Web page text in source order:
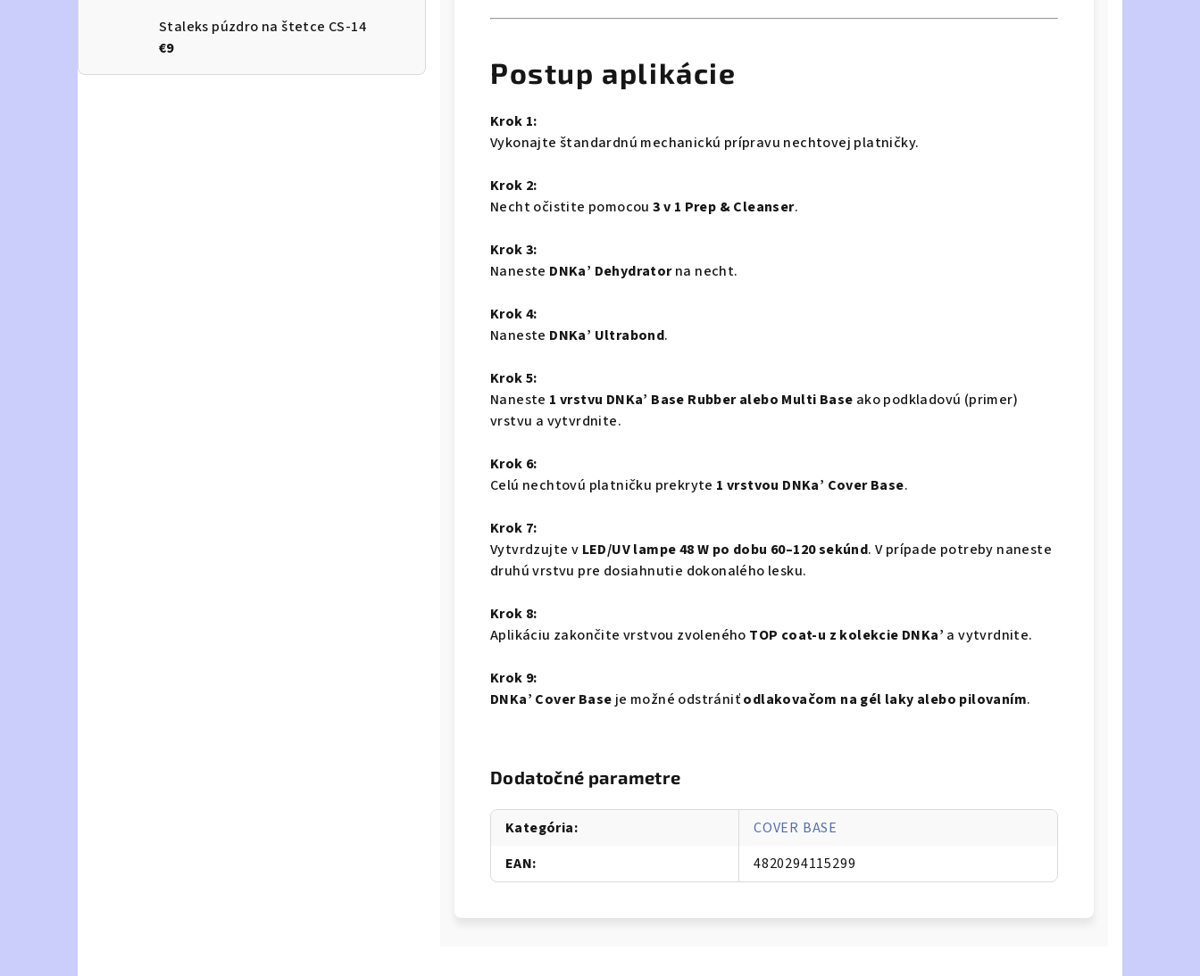
Staleks púzdro na štetce CS-14
€9
Postup aplikácie
Krok 1:
Vykonajte štandardnú mechanickú prípravu nechtovej platničky.
Krok 2:
Necht očistite pomocou3 v 1 Prep & Cleanser.
Krok 3:
Naneste DNKa’ Dehydratorna necht.
Krok 4:
Naneste DNKa’ Ultrabond.
Krok 5:
Naneste 1 vrstvu DNKa’ Base Rubber alebo Multi Base ako podkladovú (primer)
vrstvu a vytvrdnite.
Krok 6:
Celú nechtovú platničku prekryte 1 vrstvou DNKa’ Cover Base.
Krok 7:
Vytvrdzujte v LED/UV lampe 48 W po dobu 60–120 sekúnd. V prípade potreby naneste
druhú vrstvu pre dosiahnutie dokonalého lesku.
Krok 8:
Aplikáciu zakončite vrstvou zvoleného TOP coat-u z kolekcie DNKa’ a vytvrdnite.
Krok 9:
DNKa’ Cover Base je možné odstrániťodlakovačom na gél laky alebo pilovaním.
Dodatočné parametre
Kategória:
COVER BASE
EAN: 4820294115299